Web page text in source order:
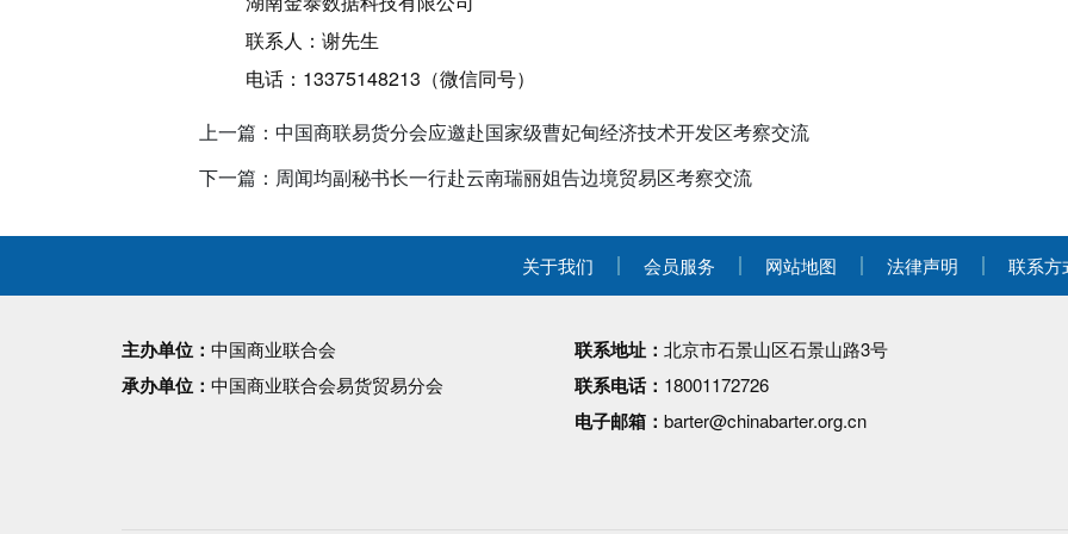
联系人：谢先生
电话：13375148213（微信同号）
上一篇：中国商联易货分会应邀赴国家级曹妃甸经济技术开发区考察交流
下一篇：周闻均副秘书长一行赴云南瑞丽姐告边境贸易区考察交流
关于我们 会员服务 网站地图 法律声明 联系方
主办单位： 中国商业联合会
承办单位： 中国商业联合会易货贸易分会
联系地址： 北京市石景山区石景山路3号
联系电话： 18001172726
电子邮箱： barter@chinabarter.org.cn